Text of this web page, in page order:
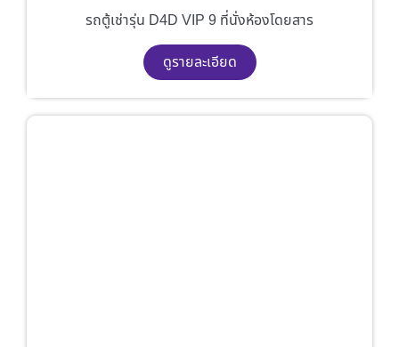
รถตู้เช่ารุ่น D4D VIP 9 ที่นั่งห้องโดยสาร
ดูรายละเอียด